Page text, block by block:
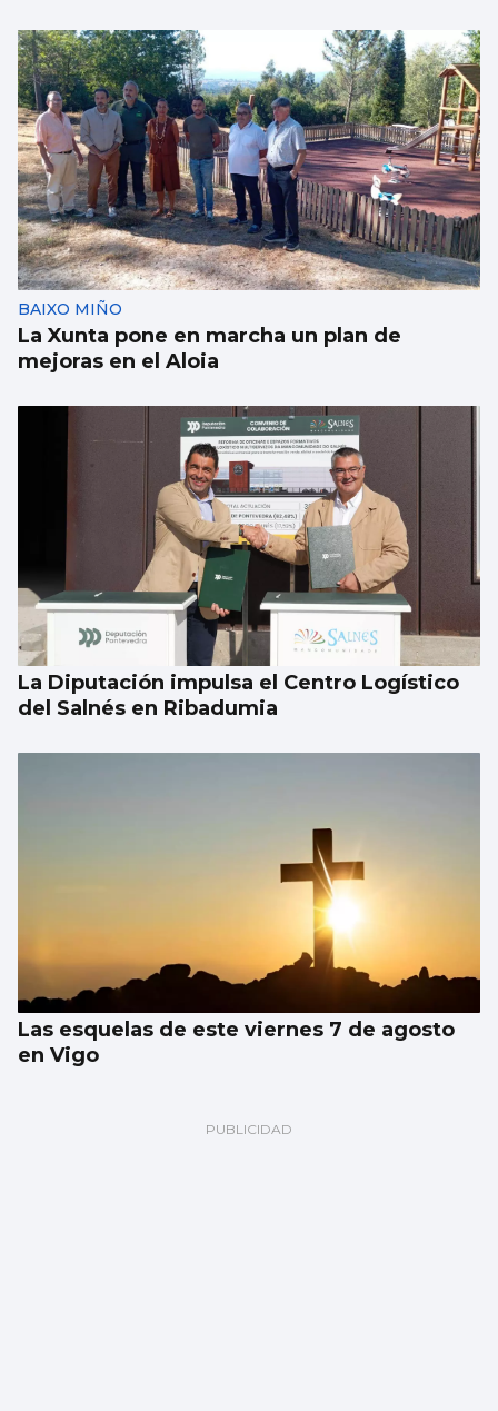
Rafael Torres
El sesgo
BAIXO MIÑO
La Xunta pone en marcha un plan de
mejoras en el Aloia
La Diputación impulsa el Centro Logístico
del Salnés en Ribadumia
Las esquelas de este viernes 7 de agosto
en Vigo